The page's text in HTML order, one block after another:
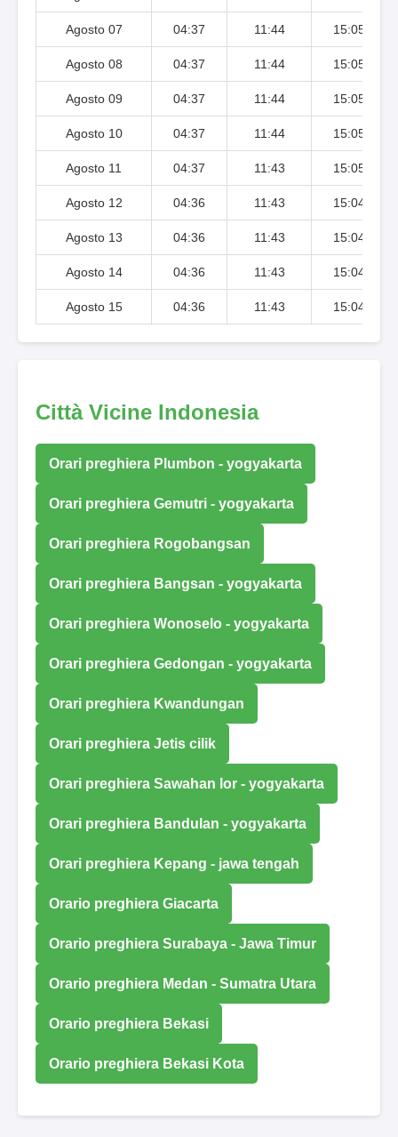
Agosto 07 04:37 11:44 15:05
Agosto 08 04:37 11:44 15:05
Agosto 09 04:37 11:44 15:05
Agosto 10 04:37 11:44 15:05
Agosto 11 04:37 11:43 15:05
Agosto 12 04:36 11:43 15:04
Agosto 13 04:36 11:43 15:04
Agosto 14 04:36 11:43 15:04
Agosto 15 04:36 11:43 15:04
Città Vicine Indonesia
Orari preghiera Plumbon - yogyakarta
Orari preghiera Gemutri - yogyakarta
Orari preghiera Rogobangsan
Orari preghiera Bangsan - yogyakarta
Orari preghiera Wonoselo - yogyakarta
Orari preghiera Gedongan - yogyakarta
Orari preghiera Kwandungan
Orari preghiera Jetis cilik
Orari preghiera Sawahan lor - yogyakarta
Orari preghiera Bandulan - yogyakarta
Orari preghiera Kepang - jawa tengah
Orario preghiera Giacarta
Orario preghiera Surabaya - Jawa Timur
Orario preghiera Medan - Sumatra Utara
Orario preghiera Bekasi
Orario preghiera Bekasi Kota